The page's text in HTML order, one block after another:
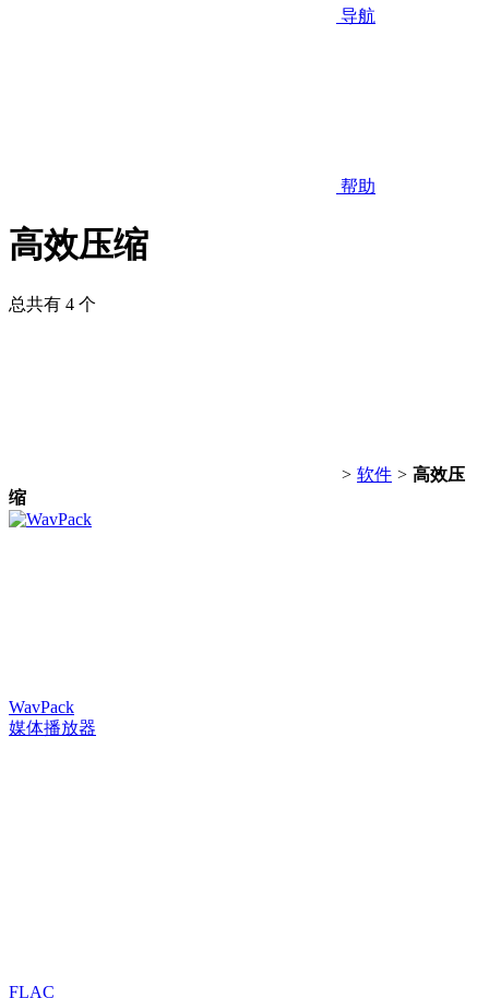
导航
帮助
高效压缩
总共有 4 个
> 软件 > 高效压
缩
WavPack
媒体播放器
FLAC